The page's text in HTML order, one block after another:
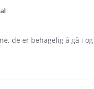
de er behagelig å gå i